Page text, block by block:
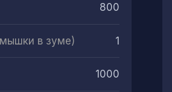
800
в зуме) 1
1000